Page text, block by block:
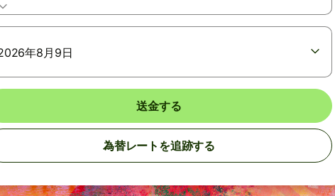
年8月9日
送金する
為替レートを追跡する